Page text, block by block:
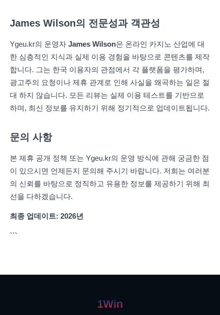
James Wilson의 전문성과 객관성
Ygeu.kr의 운영자 James Wilson은 온라인 카지노 산업에 대
한 심층적인 지식과 실제 이용 경험을 바탕으로 콘텐츠를 제작
합니다. 그는 한국 이용자의 관점에서 각 플랫폼을 평가하며,
광고주의 요청이나 제휴 관계로 인해 사실을 왜곡하는 일은 절
대 하지 않습니다. 모든 리뷰는 실제 이용 테스트를 기반으로
하며, 최신 정보를 유지하기 위해 정기적으로 업데이트됩니다.
문의 사항
본 제휴 공개 정책 또는 Ygeu.kr의 운영 방식에 관해 궁금한 점
이 있으시면 언제든지 문의해 주시기 바랍니다. 저희는 여러분
의 신뢰를 바탕으로 정직하고 유용한 정보를 제공하기 위해 최
선을 다하겠습니다.
최종 업데이트: 2026년
```
1Win